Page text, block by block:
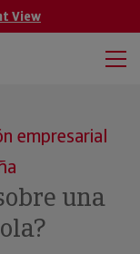
View
empresarial
una